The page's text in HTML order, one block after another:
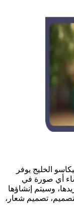
الخليج يوفر
أي صورة في
وسيتم إنشاؤها
تصميم شعار،